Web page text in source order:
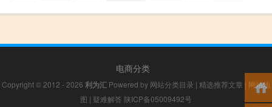
电商分类
Copyright © 2012 - 2026 利为汇 Powered by 网站分类目录 | 精选推荐文章 | 网站地
图 | 疑难解答 陕ICP备05009492号